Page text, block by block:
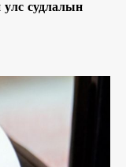
судлалын